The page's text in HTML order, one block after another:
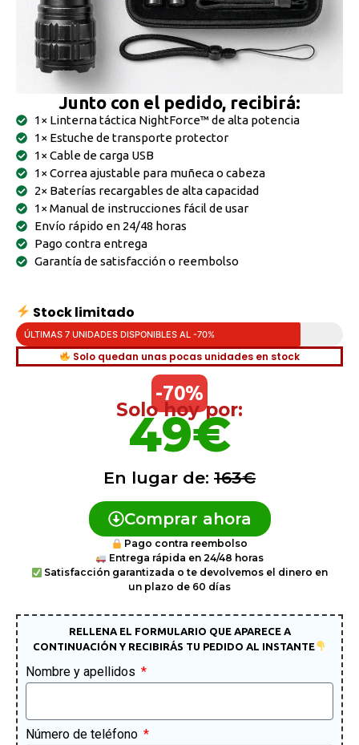
Junto con el pedido, recibirá:
1× Linterna táctica NightForce™ de alta potencia
1× Estuche de transporte protector
1× Cable de carga USB
1× Correa ajustable para muñeca o cabeza
2× Baterías recargables de alta capacidad
1× Manual de instrucciones fácil de usar
Envío rápido en 24/48 horas
Pago contra entrega
Garantía de satisfacción o reembolso
Stock limitado
ÚLTIMAS 7 UNIDADES DISPONIBLES AL -70%
Solo quedan unas pocas unidades en stock
-70%
Solo hoy por:
49€
En lugar de: 163€
Comprar ahora
Pago contra reembolso
Entrega rápida en 24/48 horas
Satisfacción garantizada o te devolvemos el dinero en
un plazo de 60 días
RELLENA EL FORMULARIO QUE APARECE A
CONTINUACIÓN Y RECIBIRÁS TU PEDIDO AL INSTANTE
Nombre y apellidos
Número de teléfono